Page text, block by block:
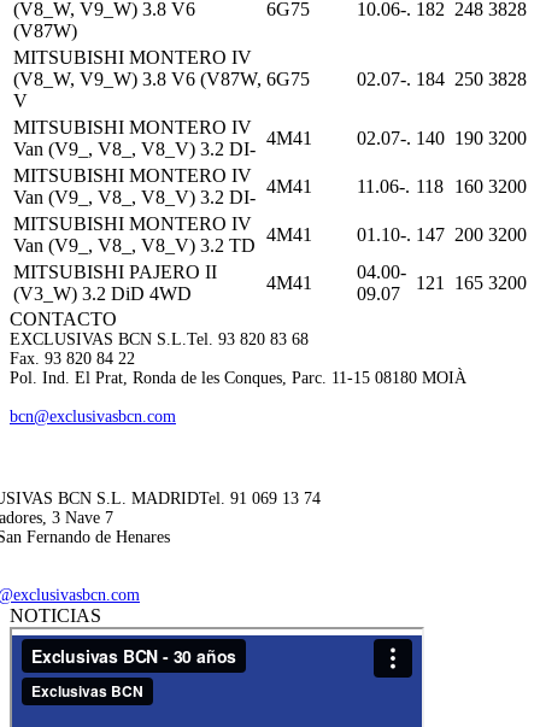
(V8_W, V9_W) 3.8 V6
(V87W)
6G75 10.06-. 182 248 3828
MITSUBISHI MONTERO IV
(V8_W, V9_W) 3.8 V6 (V87W,
V
6G75 02.07-. 184 250 3828
MITSUBISHI MONTERO IV
Van (V9_, V8_, V8_V) 3.2 DI-
4M41 02.07-. 140 190 3200
MITSUBISHI MONTERO IV
Van (V9_, V8_, V8_V) 3.2 DI-
4M41 11.06-. 118 160 3200
MITSUBISHI MONTERO IV
Van (V9_, V8_, V8_V) 3.2 TD
4M41 01.10-. 147 200 3200
MITSUBISHI PAJERO II
(V3_W) 3.2 DiD 4WD
4M41
04.00-
09.07
121 165 3200
CONTACTO
EXCLUSIVAS BCN S.L. Tel. 93 820 83 68
Fax. 93 820 84 22
Pol. Ind. El Prat, Ronda de les Conques, Parc. 11-15 08180 MOIÀ
bcn@exclusivasbcn.com
BCN S.L. MADRIDTel. 91 069 13 74
3 Nave 7
Fernando de Henares
NOTICIAS